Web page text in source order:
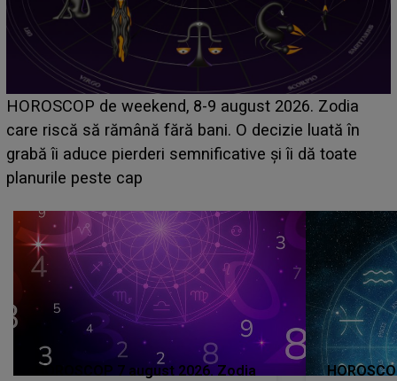
Emanuel a ținut ACEST DETALIU ASCUNS până
acum! În fața Alexandrei, concurentul din Casa Iubirii
face o MĂRTURISIRE NEAȘTEPTATĂ despre mama
sa: "I-am spus și ei în față, eu nu te iubesc pentru
HOROSCOP 7 august 2026. Zodia